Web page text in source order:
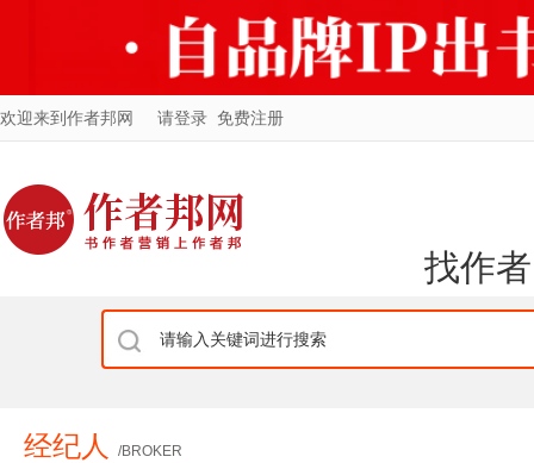
欢迎来到作者邦网 请登录 免费注册
找作者
经纪人 /BROKER